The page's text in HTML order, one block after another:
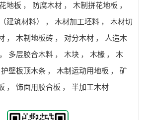
地板 ， 防腐木材 ， 木制拼花地板 ，
建筑材料） ， 木材加工坯料 ，
木材切
， 木制地板砖 ， 对分木材 ，
人造木
， 多层胶合木料 ， 木块 ， 木椽 ，
木
护壁板顶木条 ， 木制运动用地板 ，
矿
， 饰面用胶合板 ， 半加工木材